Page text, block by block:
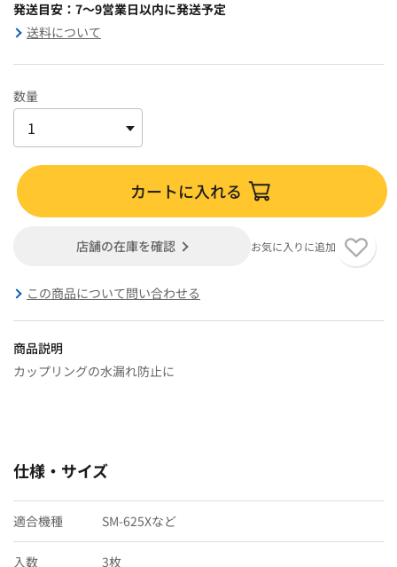
発送目安：7～9営業日以内に発送予定
送料について
数量
カートに入れる
店舗の在庫を確認 お気に入りに追加
この商品について問い合わせる
商品説明
カップリングの水漏れ防止に
仕様・サイズ
適合機種 SM-625Xなど
入数 3枚